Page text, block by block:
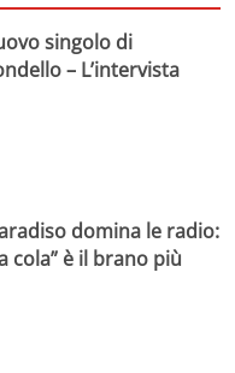
singolo di
– L’intervista
domina le radio:
cola” è il brano più